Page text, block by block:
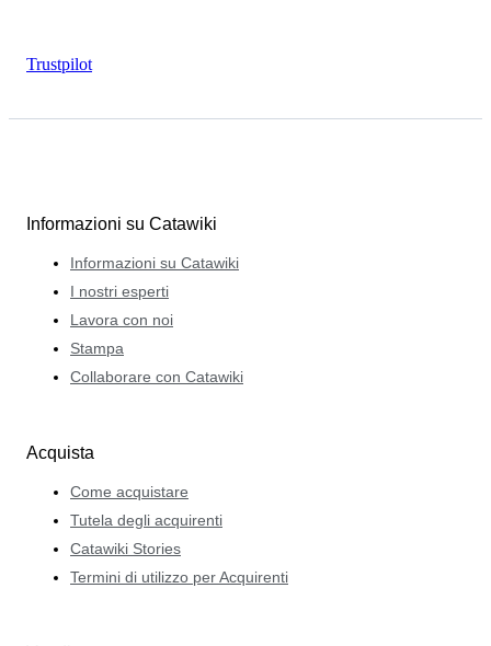
Trustpilot
Informazioni su Catawiki
Informazioni su Catawiki
I nostri esperti
Lavora con noi
Stampa
Collaborare con Catawiki
Acquista
Come acquistare
Tutela degli acquirenti
Catawiki Stories
Termini di utilizzo per Acquirenti